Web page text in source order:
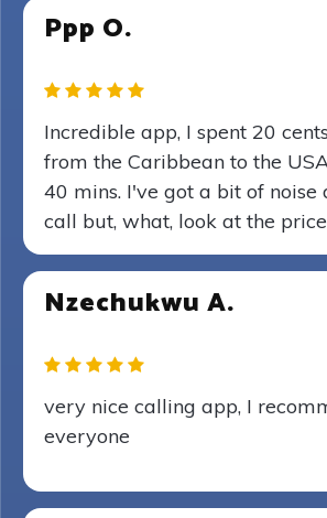
Ppp O.
Incredible app, I spent 20
from the Caribbean to the
40 mins. I've got a bit of noise
call but, what, look at the
Nzechukwu A.
very nice calling app, I
everyone